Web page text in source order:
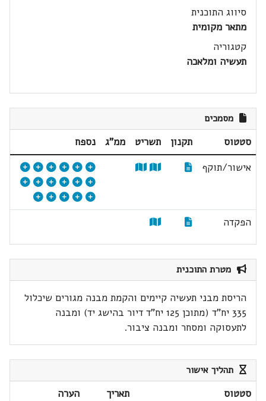
סיווג התוכנית
מתאר מקומית
קטגוריה
תעשיה ומלאכה
מסמכים
סטטוס תקנון תשריט ממ"ג
נספח
אישור/תוקף
הפקדה
מטרת התוכנית
הריסת מבני תעשיה קיימים והקמת מבנה מגורים שיכלול
335 יח"ד (מתוכן 125 יח"ד דיור בהישג יד) ומבנה
לתעסוקה ומסחר ומבנה ציבור.
תהליך אישור
סטטוס תאריך
הערה